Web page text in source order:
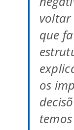
voltar
que
os